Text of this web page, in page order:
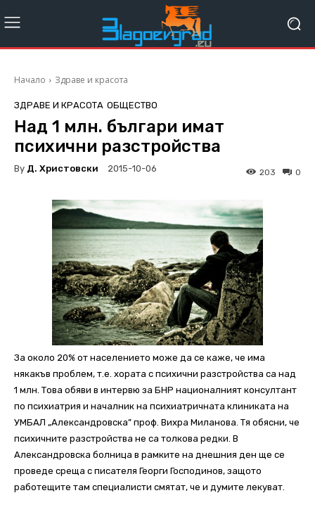
Начало Здраве и красота
ЗДРАВЕ И КРАСОТА ОБЩЕСТВО
Над 1 млн. българи имат
психични разстройства
By Д. Христовски 2015-10-06 0
203
За около 20% от населението може да се каже, че има
някакъв проблем, т.е. хората с психични разстройства са над
1 млн. Това обяви в интервю за БНР националният консултант
по психиатрия и началник на психиатричната клиниката на
УМБАЛ „Александровска” проф. Вихра Миланова. Тя обясни, че
психичните разстройства не са толкова редки. В
Александровска болница в рамките на днешния ден ще се
проведе среща с писателя Георги Господинов, защото
работещите там специалисти смятат, че и думите лекуват.